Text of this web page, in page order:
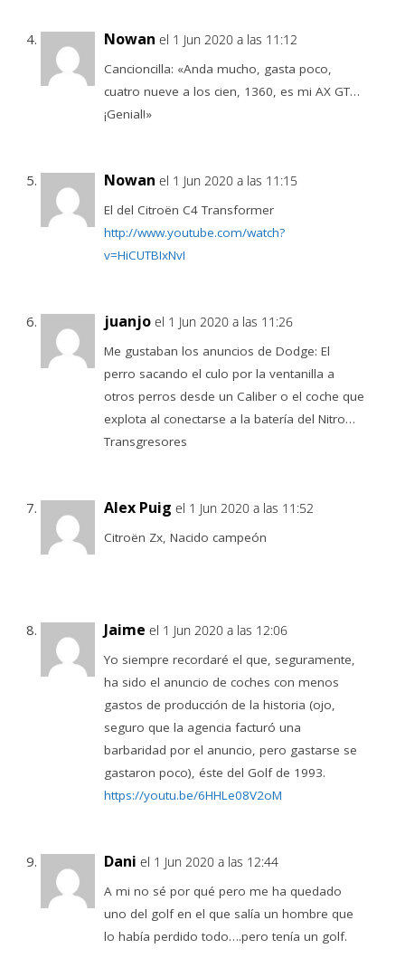
Nowan el 1 Jun 2020 a las 11:12
Cancioncilla: «Anda mucho, gasta poco,
cuatro nueve a los cien, 1360, es mi AX GT…
¡Genial!»
Nowan el 1 Jun 2020 a las 11:15
El del Citroën C4 Transformer
http://www.youtube.com/watch?
v=HiCUTBIxNvI
juanjo el 1 Jun 2020 a las 11:26
Me gustaban los anuncios de Dodge: El
perro sacando el culo por la ventanilla a
otros perros desde un Caliber o el coche que
explota al conectarse a la batería del Nitro…
Transgresores
Alex Puig el 1 Jun 2020 a las 11:52
Citroën Zx, Nacido campeón
Jaime el 1 Jun 2020 a las 12:06
Yo siempre recordaré el que, seguramente,
ha sido el anuncio de coches con menos
gastos de producción de la historia (ojo,
seguro que la agencia facturó una
barbaridad por el anuncio, pero gastarse se
gastaron poco), éste del Golf de 1993.
https://youtu.be/6HHLe08V2oM
Dani el 1 Jun 2020 a las 12:44
A mi no sé por qué pero me ha quedado
uno del golf en el que salía un hombre que
lo había perdido todo….pero tenía un golf.